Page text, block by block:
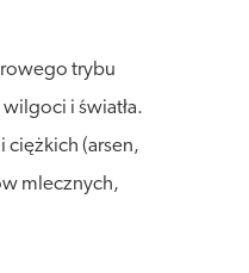
trybu
i światła.
ciężkich (arsen,
mlecznych,